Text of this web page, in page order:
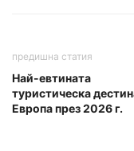
предишна статия
Най-евтината
туристическа
Европа през 2026 г.